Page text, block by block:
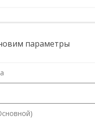
параметры